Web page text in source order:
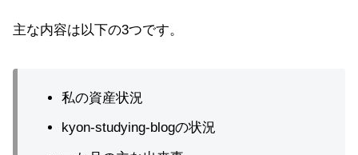
主な内容は以下の3つです。
私の資産状況
kyon-studying-blogの状況